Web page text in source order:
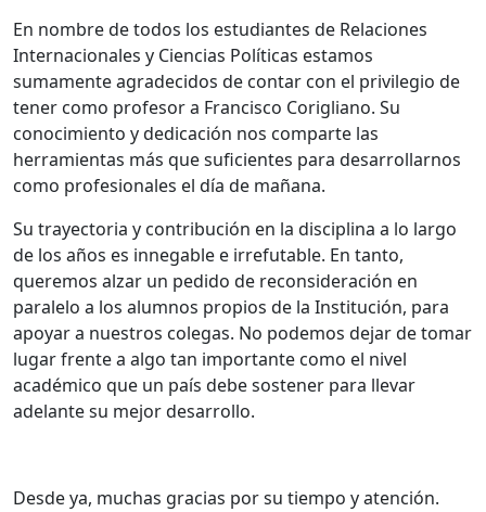
En nombre de todos los estudiantes de Relaciones
Internacionales y Ciencias Políticas estamos
sumamente agradecidos de contar con el privilegio de
tener como profesor a Francisco Corigliano. Su
conocimiento y dedicación nos comparte las
herramientas más que suficientes para desarrollarnos
como profesionales el día de mañana.
Su trayectoria y contribución en la disciplina a lo largo
de los años es innegable e irrefutable. En tanto,
queremos alzar un pedido de reconsideración en
paralelo a los alumnos propios de la Institución, para
apoyar a nuestros colegas. No podemos dejar de tomar
lugar frente a algo tan importante como el nivel
académico que un país debe sostener para llevar
adelante su mejor desarrollo.
Desde ya, muchas gracias por su tiempo y atención.